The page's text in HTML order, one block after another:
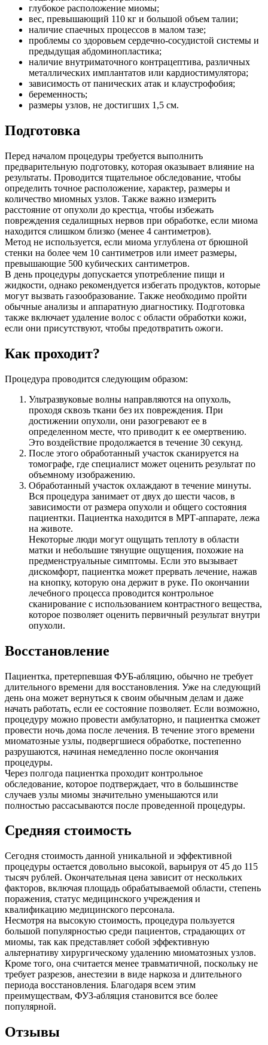
глубокое расположение миомы;
вес, превышающий 110 кг и большой объем талии;
наличие спаечных процессов в малом тазе;
проблемы со здоровьем сердечно-сосудистой системы и
предыдущая абдоминопластика;
наличие внутриматочного контрацептива, различных
металлических имплантатов или кардиостимулятора;
зависимость от панических атак и клаустрофобия;
беременность;
размеры узлов, не достигших 1,5 см.
Подготовка
Перед началом процедуры требуется выполнить
предварительную подготовку, которая оказывает влияние на
результаты. Проводится тщательное обследование, чтобы
определить точное расположение, характер, размеры и
количество миомных узлов. Также важно измерить
расстояние от опухоли до крестца, чтобы избежать
повреждения седалищных нервов при обработке, если миома
находится слишком близко (менее 4 сантиметров).
Метод не используется, если миома углублена от брюшной
стенки на более чем 10 сантиметров или имеет размеры,
превышающие 500 кубических сантиметров.
В день процедуры допускается употребление пищи и
жидкости, однако рекомендуется избегать продуктов, которые
могут вызвать газообразование. Также необходимо пройти
обычные анализы и аппаратную диагностику. Подготовка
также включает удаление волос с области обработки кожи,
если они присутствуют, чтобы предотвратить ожоги.
Как проходит?
Процедура проводится следующим образом:
Ультразвуковые волны направляются на опухоль,
проходя сквозь ткани без их повреждения. При
достижении опухоли, они разогревают ее в
определенном месте, что приводит к ее омертвению.
Это воздействие продолжается в течение 30 секунд.
После этого обработанный участок сканируется на
томографе, где специалист может оценить результат по
объемному изображению.
Обработанный участок охлаждают в течение минуты.
Вся процедура занимает от двух до шести часов, в
зависимости от размера опухоли и общего состояния
пациентки. Пациентка находится в МРТ-аппарате, лежа
на животе.
Некоторые люди могут ощущать теплоту в области
матки и небольшие тянущие ощущения, похожие на
предменструальные симптомы. Если это вызывает
дискомфорт, пациентка может прервать лечение, нажав
на кнопку, которую она держит в руке. По окончании
лечебного процесса проводится контрольное
сканирование с использованием контрастного вещества,
которое позволяет оценить первичный результат внутри
опухоли.
Восстановление
Пациентка, претерпевшая ФУБ-абляцию, обычно не требует
длительного времени для восстановления. Уже на следующий
день она может вернуться к своим обычным делам и даже
начать работать, если ее состояние позволяет. Если возможно,
процедуру можно провести амбулаторно, и пациентка сможет
провести ночь дома после лечения. В течение этого времени
миоматозные узлы, подвергшиеся обработке, постепенно
разрушаются, начиная немедленно после окончания
процедуры.
Через полгода пациентка проходит контрольное
обследование, которое подтверждает, что в большинстве
случаев узлы миомы значительно уменьшаются или
полностью рассасываются после проведенной процедуры.
Средняя стоимость
Сегодня стоимость данной уникальной и эффективной
процедуры остается довольно высокой, варьируя от 45 до 115
тысяч рублей. Окончательная цена зависит от нескольких
факторов, включая площадь обрабатываемой области, степень
поражения, статус медицинского учреждения и
квалификацию медицинского персонала.
Несмотря на высокую стоимость, процедура пользуется
большой популярностью среди пациентов, страдающих от
миомы, так как представляет собой эффективную
альтернативу хирургическому удалению миоматозных узлов.
Кроме того, она считается менее травматичной, поскольку не
требует разрезов, анестезии в виде наркоза и длительного
периода восстановления. Благодаря всем этим
преимуществам, ФУЗ-абляция становится все более
популярной.
Отзывы